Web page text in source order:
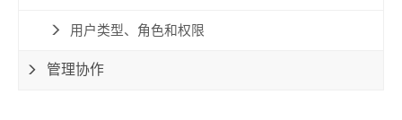
用户类型、角色和权限
管理协作